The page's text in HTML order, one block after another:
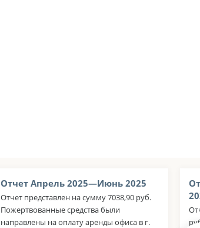
Отчет Апрель 2025—Июнь 2025
Отчет представлен на сумму 7038,90 руб.
Пожертвованные средства были
направлены на оплату аренды офиса в г.